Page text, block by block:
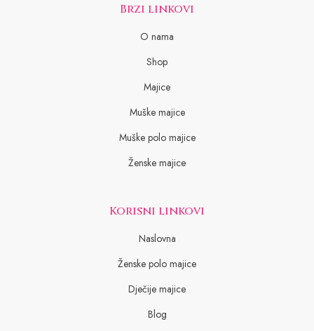
Brzi linkovi
O nama
Shop
Majice
Muške majice
Muške polo majice
Ženske majice
Korisni linkovi
Naslovna
Ženske polo majice
Dječije majice
Blog